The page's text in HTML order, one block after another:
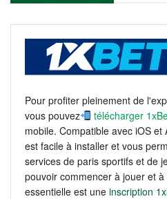
Pour profiter pleinement de
vous pouvez
télécharger
mobile. Compatible avec iOS
est facile à installer et vous
services de paris sportifs et de
pouvoir commencer à jouer et
essentielle est une inscription